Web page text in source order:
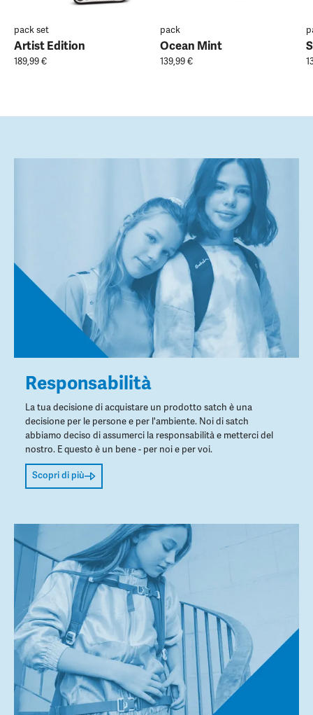
pack set
Artist Edition
189,99 €
pack
Ocean Mint
139,99 €
Responsabilità
La tua decisione di acquistare un prodotto satch è una
decisione per le persone e per l'ambiente. Noi di satch
abbiamo deciso di assumerci la responsabilità e metterci del
nostro. E questo è un bene - per noi e per voi.
Scopri di più